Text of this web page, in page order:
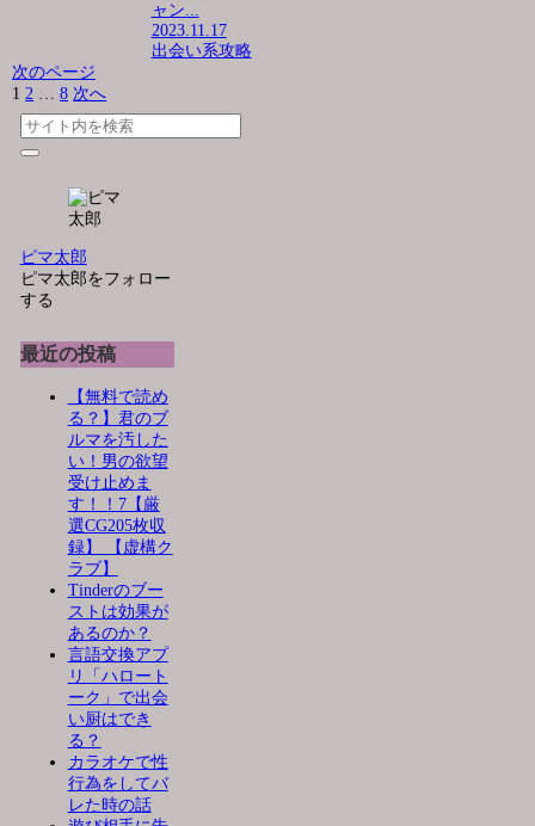
ャン...
2023.11.17
出会い系攻略
次のページ
1 2 … 8 次へ
ピマ太郎
ピマ太郎をフォロー
する
最近の投稿
【無料で読め
る？】君のブ
ルマを汚した
い！男の欲望
受け止めま
す！！7【厳
選CG205枚収
録】 【虚構ク
ラブ】
Tinderのブー
ストは効果が
あるのか？
言語交換アプ
リ「ハロート
ーク」で出会
い厨はでき
る？
カラオケで性
行為をしてバ
レた時の話